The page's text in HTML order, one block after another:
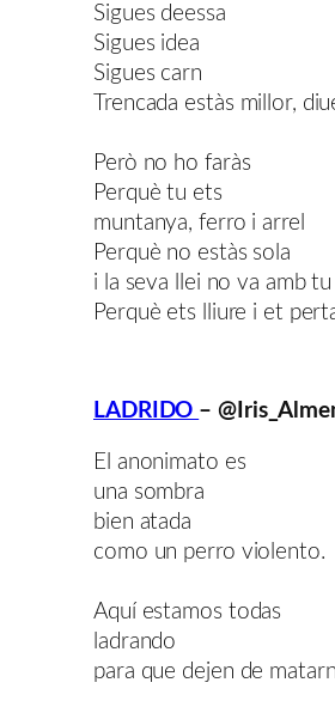
Sigues deessa
Sigues idea
Sigues carn
Trencada estàs millor,
Però no ho faràs
Perquè tu ets
muntanya, ferro i arrel
Perquè no estàs sola
i la seva llei no va amb tu
Perquè ets lliure i et
LADRIDO –
El anonimato es
una sombra
bien atada
como un perro violento.
Aquí estamos todas
ladrando
para que dejen de